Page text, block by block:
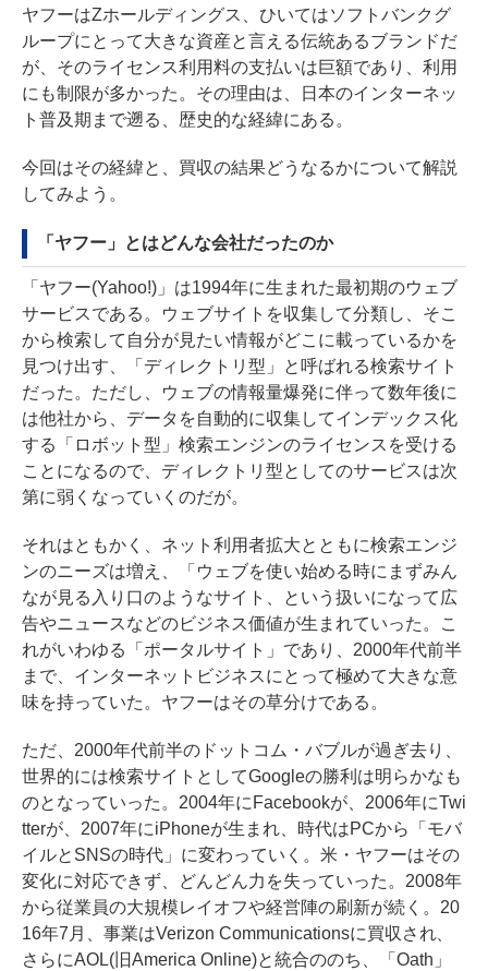
ヤフーはZホールディングス、ひいてはソフトバンクグ
ループにとって大きな資産と言える伝統あるブランドだ
が、そのライセンス利用料の支払いは巨額であり、利用
にも制限が多かった。その理由は、日本のインターネッ
ト普及期まで遡る、歴史的な経緯にある。
今回はその経緯と、買収の結果どうなるかについて解説
してみよう。
「ヤフー」とはどんな会社だったのか
「ヤフー(Yahoo!)」は1994年に生まれた最初期のウェブ
サービスである。ウェブサイトを収集して分類し、そこ
から検索して自分が見たい情報がどこに載っているかを
見つけ出す、「ディレクトリ型」と呼ばれる検索サイト
だった。ただし、ウェブの情報量爆発に伴って数年後に
は他社から、データを自動的に収集してインデックス化
する「ロボット型」検索エンジンのライセンスを受ける
ことになるので、ディレクトリ型としてのサービスは次
第に弱くなっていくのだが。
それはともかく、ネット利用者拡大とともに検索エンジ
ンのニーズは増え、「ウェブを使い始める時にまずみん
なが見る入り口のようなサイト、という扱いになって広
告やニュースなどのビジネス価値が生まれていった。こ
れがいわゆる「ポータルサイト」であり、2000年代前半
まで、インターネットビジネスにとって極めて大きな意
味を持っていた。ヤフーはその草分けである。
ただ、2000年代前半のドットコム・バブルが過ぎ去り、
世界的には検索サイトとしてGoogleの勝利は明らかなも
のとなっていった。2004年にFacebookが、2006年にTwi
tterが、2007年にiPhoneが生まれ、時代はPCから「モバ
イルとSNSの時代」に変わっていく。米・ヤフーはその
変化に対応できず、どんどん力を失っていった。2008年
から従業員の大規模レイオフや経営陣の刷新が続く。20
16年7月、事業はVerizon Communicationsに買収され、
さらにAOL(旧America Online)と統合ののち、「Oath」